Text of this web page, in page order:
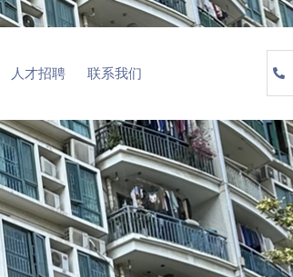
人才招聘 联系我们